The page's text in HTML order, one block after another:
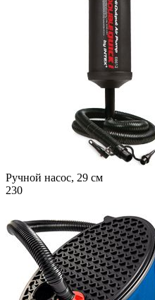
Ручной насос, 29 см
230